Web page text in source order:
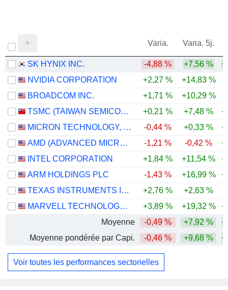
Varia. Varia. 5j.
SK HYNIX INC. -4,88 % +7,56 %
NVIDIA CORPORATION
+2,27 % +14,83 %
BROADCOM INC.
+1,71 % +10,29 %
TSMC (TAIWAN SEMICONDUCTOR MANUFACTURING COMPANY)
+0,21 % +7,48 %
MICRON TECHNOLOGY, INC.
-0,44 % +0,33 %
AMD (ADVANCED MICRO DEVICES)
-1,21 % -0,42 %
INTEL CORPORATION
+1,84 % +11,54 %
ARM HOLDINGS PLC
-1,43 % +16,99 %
TEXAS INSTRUMENTS INCORPORATED
+2,76 % +2,63 %
MARVELL TECHNOLOGY GROUP LTD
+3,89 % +19,32 %
Moyenne
-0,49 % +7,92 %
Moyenne pondérée par Capi.
-0,46 % +9,68 %
Voir toutes les performances sectorielles